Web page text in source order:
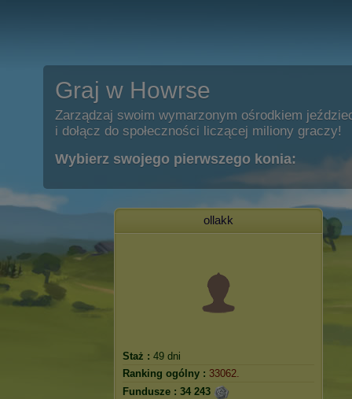
Graj w Howrse
Zarządzaj swoim wymarzonym ośrodkiem
i dołącz do społeczności liczącej miliony graczy!
Wybierz swojego pierwszego konia:
ollakk
Staż : 49 dni
Ranking ogólny : 33062.
Fundusze : 34 243